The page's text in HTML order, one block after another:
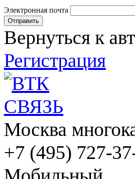
Электронная почта
Вернуться к
Регистрация
Москва
+7 (495) 727-